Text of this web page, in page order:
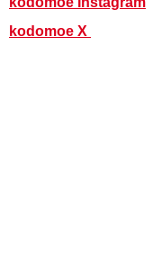
kodomoe X